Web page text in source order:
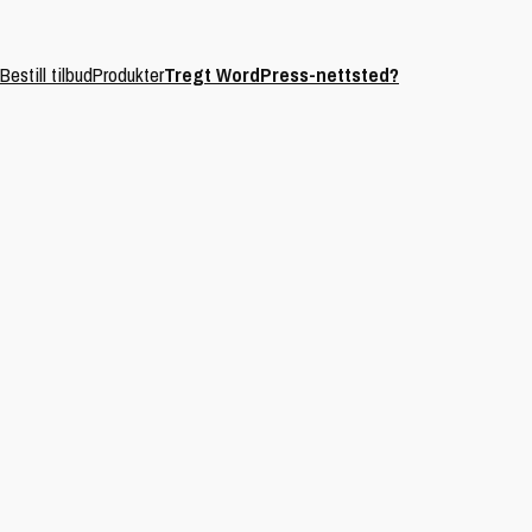
Bestill tilbudProdukterTregt WordPress-nettsted?